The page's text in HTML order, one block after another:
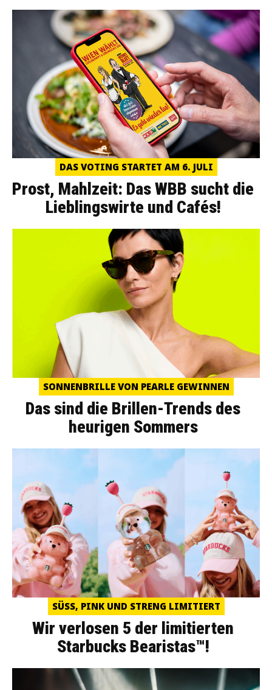
DAS VOTING STARTET AM 6. JULI
Prost, Mahlzeit: Das WBB sucht die
Lieblingswirte und Cafés!
SONNENBRILLE VON PEARLE GEWINNEN
Das sind die Brillen-Trends des
heurigen Sommers
SÜSS, PINK UND STRENG LIMITIERT
Wir verlosen 5 der limitierten
Starbucks Bearistas™!